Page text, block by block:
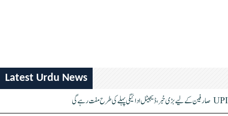
Latest Urdu News
UPI صارفین کے لیے بڑی خبر، ڈیجیٹل ادائیگی پہلے کی طرح مفت رہے گی